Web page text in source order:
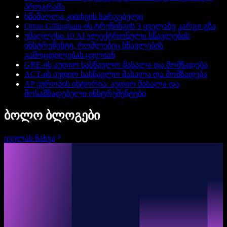
პროგრამა
ხმამაღლა კითხვის სარგებელი
Orton-Gillingham-ის ტრენინგის 3 ყველაზე კარგი გზა
უმაღლესი 10 AI ელექტრონული სწავლების
ინსტრუმენტი, რომლებიც სწავლების
გამოცდილებას ცვლიან
GRE-ის აუდიო სასწავლო მასალა და მომზადება
ACT-ის აუდიო სასწავლო მასალა და მომზადება
AP ევროპის ისტორია: აუდიო მასალა და
მოსამზადებელი ინსტრუმენტები
ბოლო ბლოგები
ყველას ნახვა